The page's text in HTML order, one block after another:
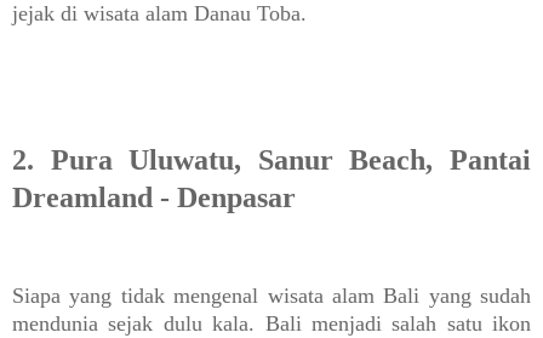
jejak di wisata alam Danau Toba.
2. Pura Uluwatu, Sanur Beach, Pantai
Dreamland - Denpasar
Siapa yang tidak mengenal wisata alam Bali yang sudah
mendunia sejak dulu kala. Bali menjadi salah satu ikon